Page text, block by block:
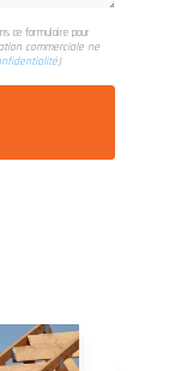
ce formulaire pour
commerciale ne
)